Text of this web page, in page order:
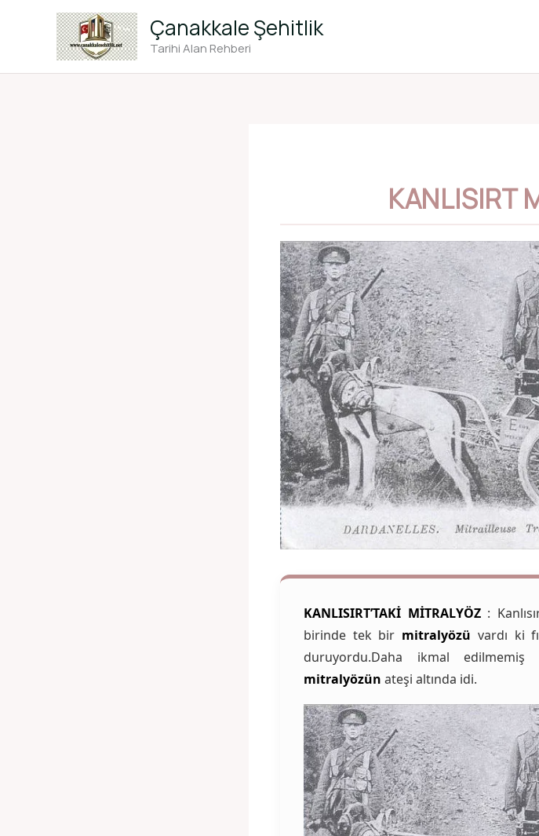
Çanakkale Şehitlik
Tarihi Alan Rehberi
KANLISIRT
KANLISIRT’TAKİ MİTRALYÖZ:
birinde tek bir mitralyözü vardı ki
duruyordu.Daha ikmal edilmemiş
mitralyözün ateşi altında idi.